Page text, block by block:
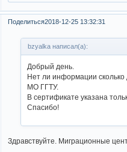
Поделиться2018-12-25 13:32:31
bzyalka написал(а):
Добрый день.
Нет ли информации сколько
МО ГГТУ.
В сертификате указана
Спасибо!
Здравствуйте. Миграционные